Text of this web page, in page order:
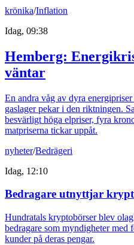
krönika/Inflation
Idag, 09:38
Hemberg:
väntar
En andra våg av dyra
gaslager pekar i den riktningen.
besvärligt höga elpriser, fyra
matpriserna tickar uppåt.
nyheter/Bedrägeri
Idag, 12:10
Bedragare utnyttjar
Hundratals kryptobörser blev
bedragare som myndigheter med
kunder på deras pengar.